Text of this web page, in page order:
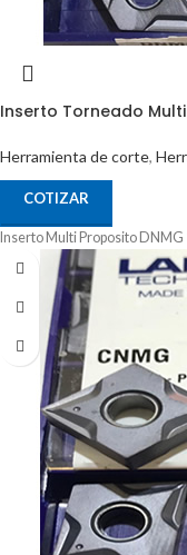
Inserto Torneado Multi
Herramienta de corte,
COTIZAR
Inserto Multi Proposito DNMG